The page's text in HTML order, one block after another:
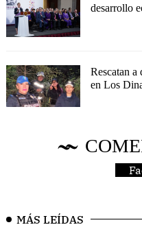
desarrollo
Rescatan a
en Los
MÁS LEÍDAS